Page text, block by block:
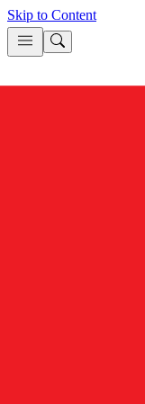
Skip to Content